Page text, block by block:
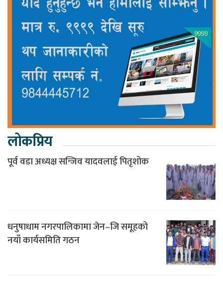
लोकप्रिय
पूर्व वडा अध्यक्ष सन्जिव यादवलाई पितृशोक
धनुषाधाम नगरपालिकामा जेन–जि समूहको
नयाँ कार्यसमिति गठन